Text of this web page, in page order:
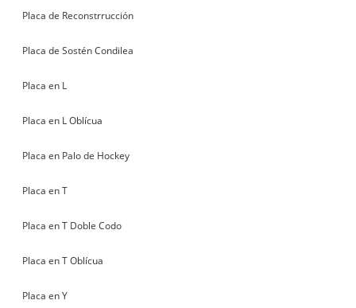
Placa de Reconstrrucción
Placa de Sostén Condilea
Placa en L
Placa en L Oblícua
Placa en Palo de Hockey
Placa en T
Placa en T Doble Codo
Placa en T Oblícua
Placa en Y